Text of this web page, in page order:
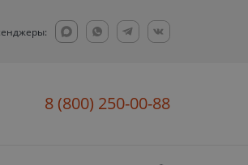
8 (800) 250-00-88